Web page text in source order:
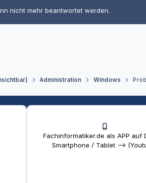
nicht mehr beantwortet werden.
Administration Windows
Fachinformatiker.de als APP auf
Smartphone / Tablet -->